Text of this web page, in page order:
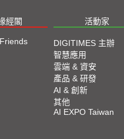
經閣 活動家
DIGITIMES 主辦
智慧應用
雲端 & 資安
產品 & 研發
AI & 創新
其他
AI EXPO Taiwan